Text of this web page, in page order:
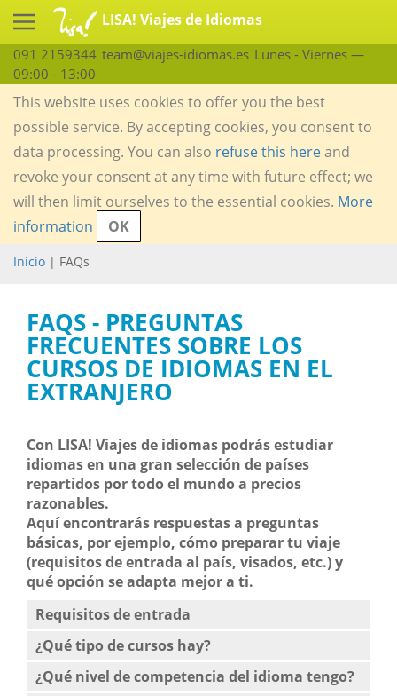
LISA! Viajes de Idiomas
091 2159344 team@viajes-idiomas.es Lunes - Viernes —
09:00 - 13:00
This website uses cookies to offer you the best
possible service. By accepting cookies, you consent to
data processing. You can also refuse this hereand
revoke your consent at any time with future effect; we
will then limit ourselves to the essential cookies. More
information
OK
Inicio | FAQs
FAQS - PREGUNTAS
FRECUENTES SOBRE LOS
CURSOS DE IDIOMAS EN EL
EXTRANJERO
Con LISA! Viajes de idiomas podrás estudiar
idiomas en una gran selección de países
repartidos por todo el mundo a precios
razonables.
Aquí encontrarás respuestas a preguntas
básicas, por ejemplo, cómo preparar tu viaje
(requisitos de entrada al país, visados, etc.) y
qué opción se adapta mejor a ti.
Requisitos de entrada
¿Qué tipo de cursos hay?
¿Qué nivel de competencia del idioma tengo?